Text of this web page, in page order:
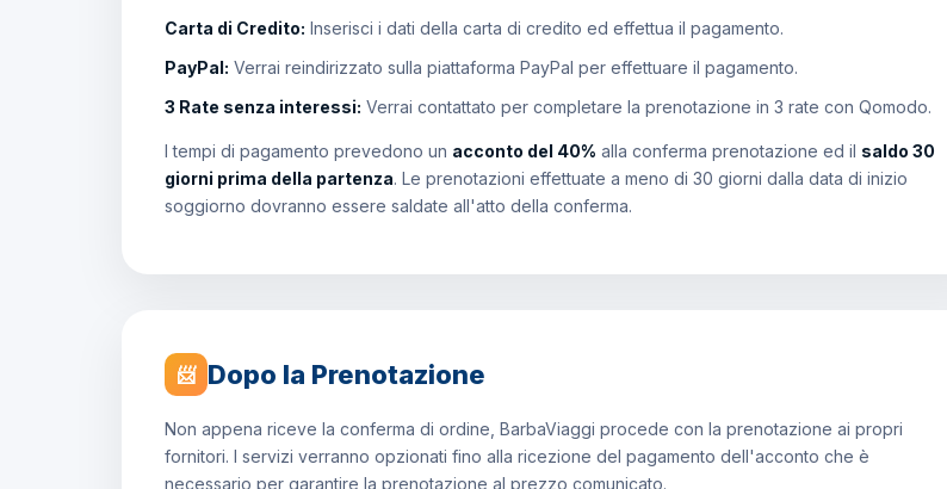
Carta di Credito: Inserisci i dati della carta di credito ed effettua il pagamento.
PayPal: Verrai reindirizzato sulla piattaforma PayPal per effettuare il pagamento.
3 Rate senza interessi: Verrai contattato per completare la prenotazione in 3 rate con Qomodo.
I tempi di pagamento prevedono un acconto del 40% alla conferma prenotazione ed il saldo 30
giorni prima della partenza. Le prenotazioni effettuate a meno di 30 giorni dalla data di inizio
soggiorno dovranno essere saldate all'atto della conferma.
📨 Dopo la Prenotazione
Non appena riceve la conferma di ordine, BarbaViaggi procede con la prenotazione ai propri
fornitori. I servizi verranno opzionati fino alla ricezione del pagamento dell'acconto che è
necessario per garantire la prenotazione al prezzo comunicato.